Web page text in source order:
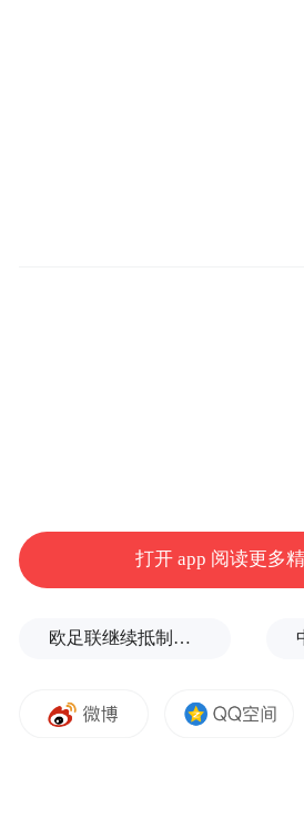
证了盟友间的团结。”美
（CNN）称，特朗普表现
困惑。在与纳夫罗茨基通
犯波兰领空？又来了！
打开 app 阅读更多
欧足联继续抵制世界杯，因凡蒂诺能熬到“点球大战”吗？